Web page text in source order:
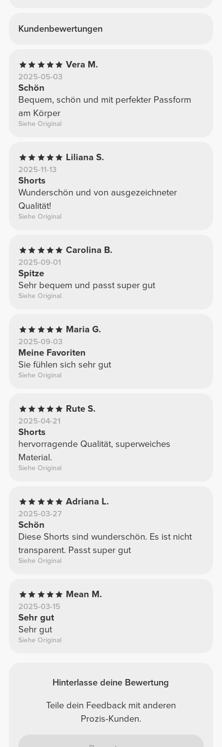
Kundenbewertungen
Vera M.
2025-05-03
Schön
Bequem, schön und mit perfekter Passform
am Körper
Siehe Original
Liliana S.
2025-11-13
Shorts
Wunderschön und von ausgezeichneter
Qualität!
Siehe Original
Carolina B.
2025-09-01
Spitze
Sehr bequem und passt super gut
Siehe Original
Maria G.
2025-09-03
Meine Favoriten
Sie fühlen sich sehr gut
Siehe Original
Rute S.
2025-04-21
Shorts
hervorragende Qualität, superweiches
Material.
Siehe Original
Adriana L.
2025-03-27
Schön
Diese Shorts sind wunderschön. Es ist nicht
transparent. Passt super gut
Siehe Original
Mean M.
2025-03-15
Sehr gut
Sehr gut
Siehe Original
Hinterlasse deine Bewertung
Teile dein Feedback mit anderen
Prozis-Kunden.